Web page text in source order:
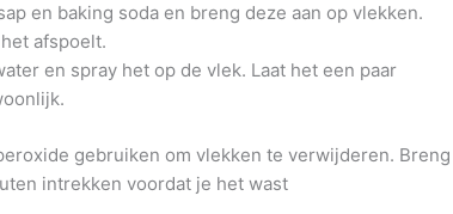
en baking soda en breng deze aan op vlekken.
afspoelt.
en spray het op de vlek. Laat het een paar
gebruiken om vlekken te verwijderen. Breng
intrekken voordat je het wast